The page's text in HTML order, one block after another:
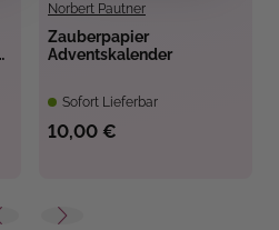
Norbert Pautner
Zauberpapier
Adventskalender
Sofort Lieferbar
10,00 €